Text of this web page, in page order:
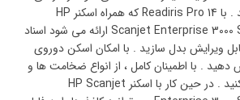
خود را به نرمی پیش ببرید . با Readiris Pro 14 که همراه اسکنر HP
Scanjet Enterprise 3000 S3 Document Scanner ارائه می شود اسناد
ویرایش بدل سازید . با امکان اسکن دوروی
دهید . با اطمینان کامل ، از انواع ضخامت ها و
اندازه های مختلف اسکن کنید . در حین کار با اسکنر HP Scanjet